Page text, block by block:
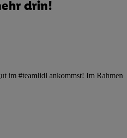
drin!
im #teamlidl ankommst! Im Rahmen